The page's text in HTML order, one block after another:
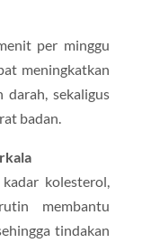
per minggu
meningkatkan
sekaligus
badan.
kolesterol,
membantu
tindakan